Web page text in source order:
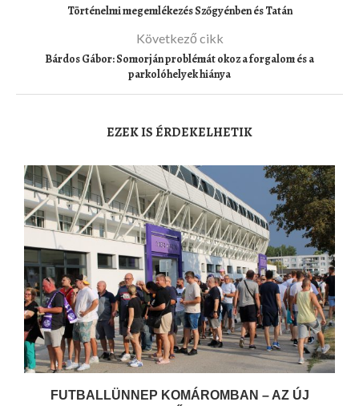
Történelmi megemlékezés Szőgyénben és Tatán
Következő cikk
Bárdos Gábor: Somorján problémát okoz a forgalom és a
parkolóhelyek hiánya
EZEK IS ÉRDEKELHETIK
FUTBALLÜNNEP KOMÁROMBAN – AZ ÚJ